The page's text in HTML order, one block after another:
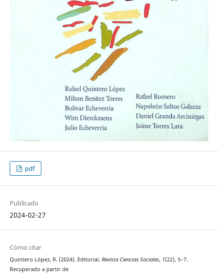
pdf
Publicado
2024-02-27
Cómo citar
Quintero López, R. (2024). Editorial. Revista Ciencias Sociales, 1(22), 5–7.
Recuperado a partir de